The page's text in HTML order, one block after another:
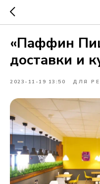
«Паффин
доставки и
2023-11-19 13:50 ДЛЯ